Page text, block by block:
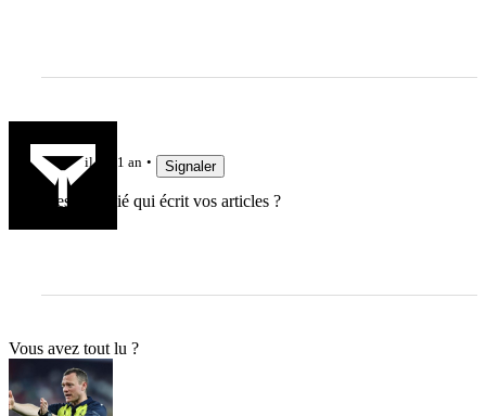
il y a 1 an Signaler
C'est Galthié qui écrit vos articles ?
Vous avez tout lu ?